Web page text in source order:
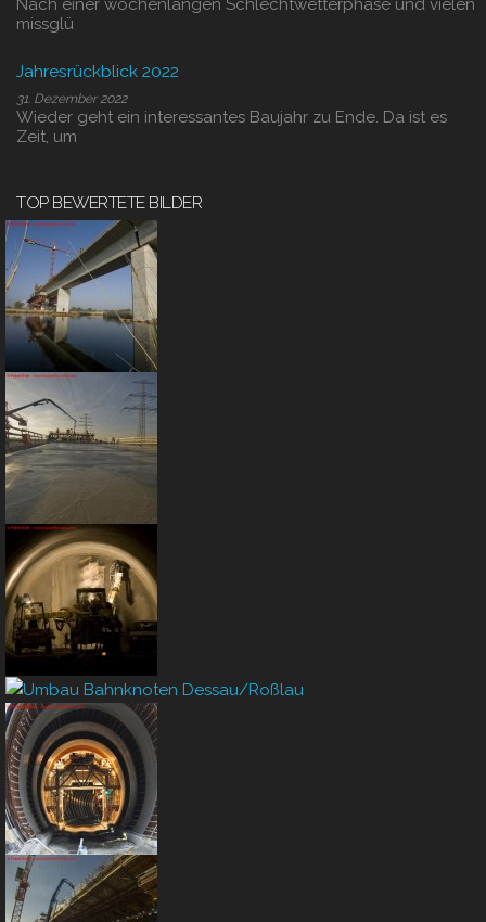
Nach einer wochenlangen Schlechtwetterphase und vielen
missglü
Jahresrückblick 2022
31. Dezember 2022
Wieder geht ein interessantes Baujahr zu Ende. Da ist es
Zeit, um
TOP BEWERTETE BILDER